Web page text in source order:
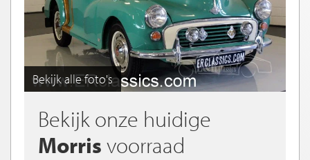
Bekijk alle foto's
Bekijk onze huidige
Morris voorraad